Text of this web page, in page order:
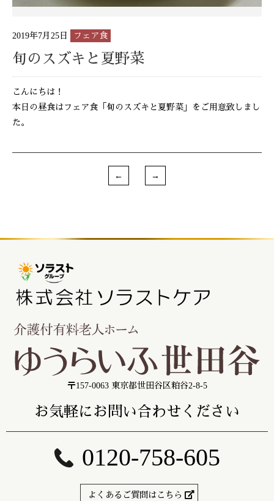
2019年7月25日 フェア食
旬のスズキと夏野菜
こんにちは！
本日の昼食はフェア食「旬のスズキと夏野菜」をご用意致しまし
た。
〒157-0063 東京都世田谷区粕谷2-8-5
お気軽にお問い合わせください
0120-758-605
よくあるご質問はこちら